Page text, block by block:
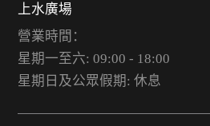
上水廣場
營業時間：
星期一至六: 09:00 - 18:00
星期日及公眾假期: 休息